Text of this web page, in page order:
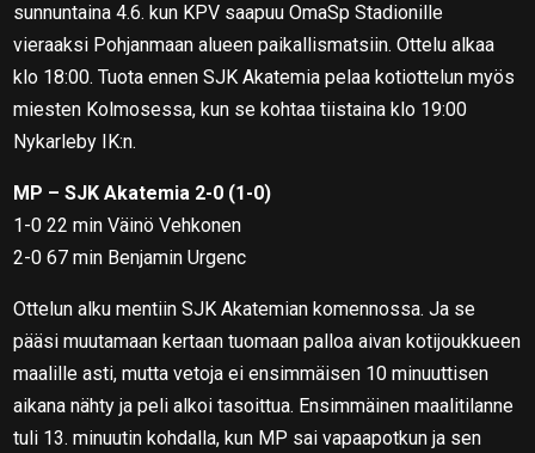
sunnuntaina 4.6. kun KPV saapuu OmaSp Stadionille
vieraaksi Pohjanmaan alueen paikallismatsiin. Ottelu alkaa
klo 18:00. Tuota ennen SJK Akatemia pelaa kotiottelun myös
miesten Kolmosessa, kun se kohtaa tiistaina klo 19:00
Nykarleby IK:n.
MP – SJK Akatemia 2-0 (1-0)
1-0 22 min Väinö Vehkonen
2-0 67 min Benjamin Urgenc
Ottelun alku mentiin SJK Akatemian komennossa. Ja se
pääsi muutamaan kertaan tuomaan palloa aivan kotijoukkueen
maalille asti, mutta vetoja ei ensimmäisen 10 minuuttisen
aikana nähty ja peli alkoi tasoittua. Ensimmäinen maalitilanne
tuli 13. minuutin kohdalla, kun MP sai vapaapotkun ja sen